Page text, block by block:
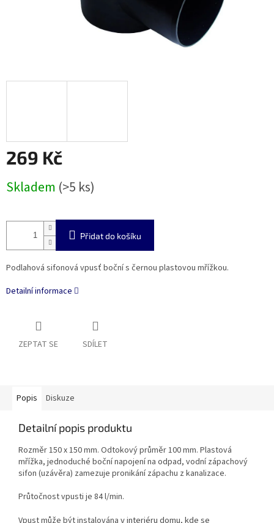
269 Kč
cena:
Skladem (>5 ks)
Přidat do košíku
Podlahová sifonová vpusť boční s černou plastovou mřížkou.
Detailní informace
ZEPTAT SE SDÍLET
Popis Diskuze
Detailní popis produktu
Rozměr 150 x 150 mm. Odtokový průměr 100 mm. Plastová
mřížka, jednoduché boční napojení na odpad, vodní zápachový
sifon (uzávěra) zamezuje pronikání zápachu z kanalizace.
Průtočnost vpusti je 84 l/min.
v interiéru domu, kde se